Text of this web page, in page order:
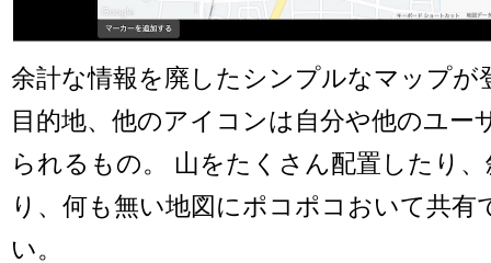
余計な情報を廃したシンプルなマップが
目的地、他のアイコンは自分や他のユー
られるもの。 山をたくさん配置したり
り、何も無い地図にポコポコおいて共有
い。